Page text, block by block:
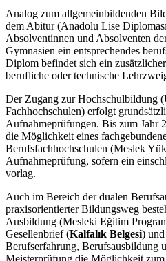
Analog zum allgemeinbildenden
dem Abitur (Anadolu Lise
Absolventinnen und Absolventen
Gymnasien ein entsprechendes
Diplom befindet sich ein
berufliche oder technische
Der Zugang zur Hochschulbildung
Fachhochschulen) erfolgt
Aufnahmeprüfungen. Bis zum Jahr
die Möglichkeit eines
Berufsfachhochschulen (Meslek
Aufnahmeprüfung, sofern ein
vorlag.
Auch im Bereich der dualen
praxisorientierter Bildungsweg
Ausbildung (Mesleki Eğitim
Gesellenbrief (Kalfalık Belgesi)
Berufserfahrung, Berufsausbildung